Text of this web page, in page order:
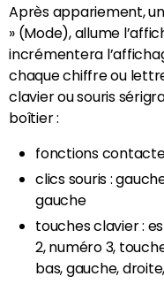
Après appariement,
» (Mode), allume
incrémentera
chaque chiffre ou
clavier ou souris
boîtier :
fonctions
clics souris :
gauche
touches clavier :
2, numéro 3,
bas, gauche,